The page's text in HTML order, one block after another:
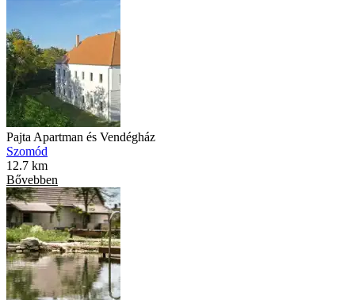
Pajta Apartman és Vendégház
Szomód
12.7 km
Bővebben